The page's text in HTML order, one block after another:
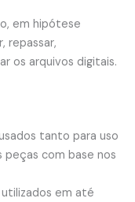
em hipótese
repassar,
os arquivos digitais.
​​tanto para uso
peças com base nos
em até